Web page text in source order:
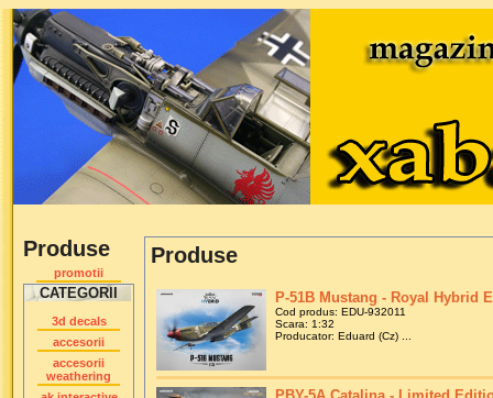
Produse
promotii
CATEGORII
3d decals
accesorii
accesorii
weathering
Produse
P-51B Mustang - Royal Hybrid
Cod produs: EDU-932011
Scara: 1:32
Producator: Eduard (Cz) ...